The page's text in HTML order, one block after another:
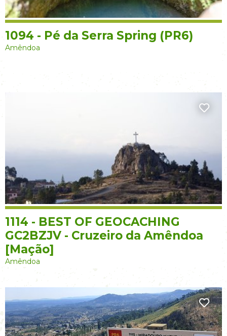
1094 - Pé da Serra Spring (PR6)
Amêndoa
1114 - BEST OF GEOCACHING
GC2BZJV - Cruzeiro da Amêndoa
[Mação]
Amêndoa